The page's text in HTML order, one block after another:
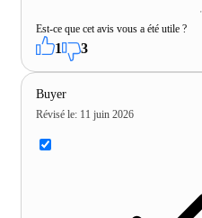
Est-ce que cet avis vous a été utile ?
1 3
Buyer
Révisé le: 11 juin 2026